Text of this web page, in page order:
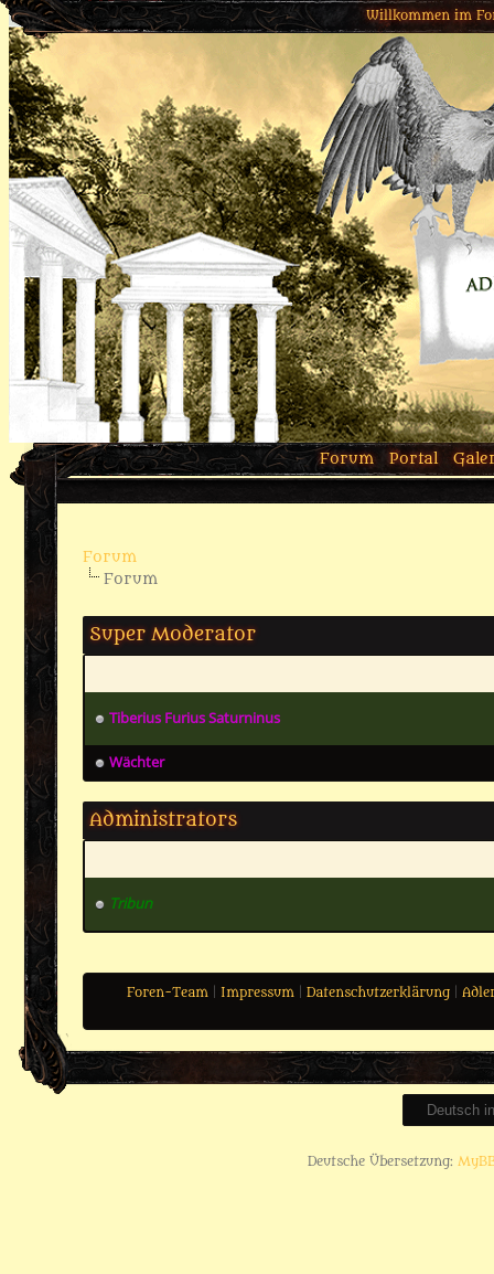
Willkommen im
Forum Portal
Forum
Forum
Super Moderator
Tiberius Furius Saturninus
Wächter
Administrators
Tribun
Foren-Team Impressum Datenschutzerklärung
Deutsche Übersetzung: